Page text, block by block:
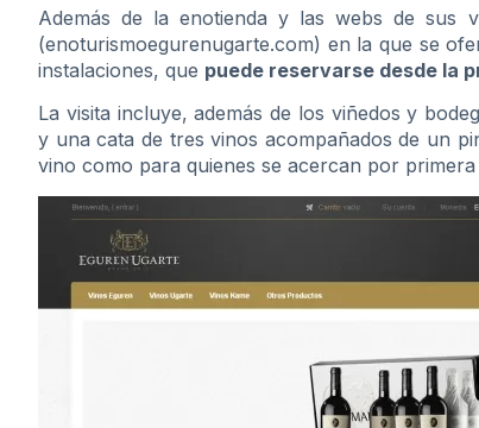
Además de la enotienda y las webs de sus
(enoturismoegurenugarte.com) en la que se
instalaciones, que puede reservarse desde la
La visita incluye, además de los viñedos y
y una cata de tres vinos acompañados de un
vino como para quienes se acercan por